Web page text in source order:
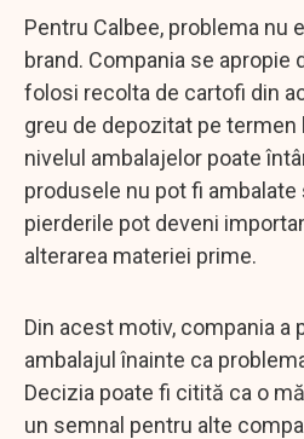
Pentru Calbee, problema nu
brand. Compania se apropie
folosi recolta de cartofi din
greu de depozitat pe termen
nivelul ambalajelor poate
produsele nu pot fi
pierderile pot deveni
alterarea materiei prime.
Din acest motiv, compania
ambalajul înainte ca
Decizia poate fi citită ca o
un semnal pentru alte